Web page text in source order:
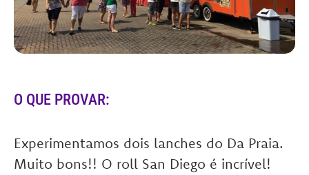
O QUE PROVAR:
Experimentamos dois lanches do Da Praia.
Muito bons!! O roll San Diego é incrível!